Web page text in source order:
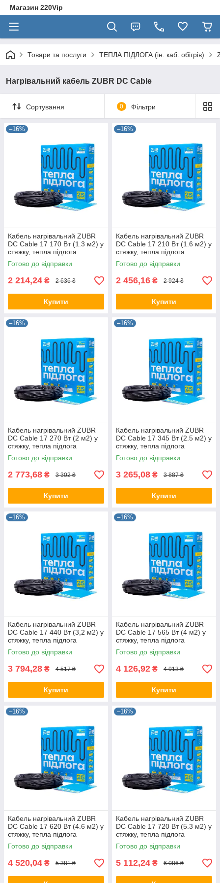
Магазин 220Vip
Товари та послуги ТЕПЛА ПІДЛОГА (ін. каб. обігрів)
Нагрівальний кабель ZUBR DC Cable
Сортування 0 Фільтри
–16%
Кабель нагрівальний ZUBR
DC Cable 17 170 Вт (1.3 м2) у
стяжку, тепла підлога
електрична ZUBR
Готово до відправки
2 214,24 ₴ 2 636 ₴
Купити
–16%
Кабель нагрівальний ZUBR
DC Cable 17 210 Вт (1.6 м2) у
стяжку, тепла підлога
електрична ZUBR
Готово до відправки
2 456,16 ₴ 2 924 ₴
Купити
–16%
Кабель нагрівальний ZUBR
DC Cable 17 270 Вт (2 м2) у
стяжку, тепла підлога
електрична ZUBR
Готово до відправки
2 773,68 ₴ 3 302 ₴
Купити
–16%
Кабель нагрівальний ZUBR
DC Cable 17 345 Вт (2.5 м2) у
стяжку, тепла підлога
електрична ZUBR
Готово до відправки
3 265,08 ₴ 3 887 ₴
Купити
–16%
Кабель нагрівальний ZUBR
DC Cable 17 440 Вт (3,2 м2) у
стяжку, тепла підлога
електрична ZUBR
Готово до відправки
3 794,28 ₴ 4 517 ₴
Купити
–16%
Кабель нагрівальний ZUBR
DC Cable 17 565 Вт (4 м2) у
стяжку, тепла підлога
електрична ZUBR
Готово до відправки
4 126,92 ₴ 4 913 ₴
Купити
–16%
Кабель нагрівальний ZUBR
DC Cable 17 620 Вт (4.6 м2) у
стяжку, тепла підлога
електрична ZUBR
Готово до відправки
4 520,04 ₴ 5 381 ₴
–16%
Кабель нагрівальний ZUBR
DC Cable 17 720 Вт (5.3 м2) у
стяжку, тепла підлога
електрична ZUBR
Готово до відправки
5 112,24 ₴ 6 086 ₴